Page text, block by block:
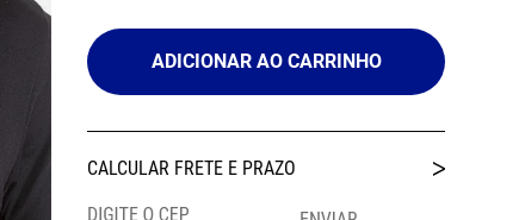
ADICIONAR AO CARRINHO